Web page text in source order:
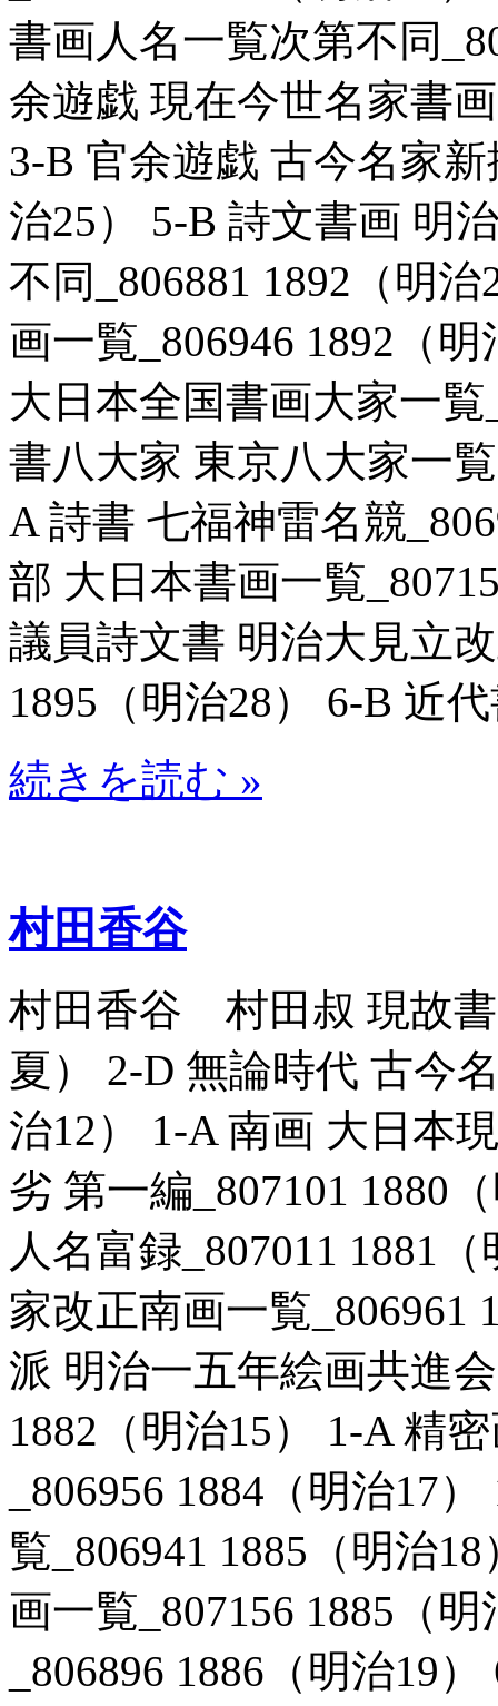
書画人名一覧次第不同
余遊戯 現在今世名家書
3-B 官余遊戯 古今名家
治25） 5-B 詩文書画 明
不同_806881 1892（明
画一覧_806946 1892（
大日本全国書画大家一覧
書八大家 東京八大家一
A 詩書 七福神雷名競
部 大日本書画一覧
議員詩文書 明治大見立
1895（明治28） 6-B 近
続きを読む »
村田香谷
村田香谷 村田叔 現故書
夏） 2-D 無論時代 古今
治12） 1-A 南画 大日本
劣 第一編_807101 1880
人名富録_807011 1881
家改正南画一覧_806961
派 明治一五年絵画共進
1882（明治15） 1-A 精
_806956 1884（明治17
覧_806941 1885（明治
画一覧_807156 1885（
_806896 1886（明治19